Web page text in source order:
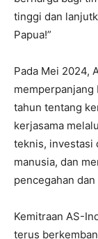
tinggi dan
Papua!”
Pada Mei 2024,
memperpanjang
tahun tentang
kerjasama
teknis, investasi
manusia, dan
pencegahan
Kemitraan AS-
terus